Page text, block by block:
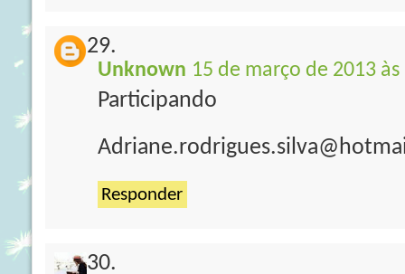
Unknown 15 de março de 2013 às
Participando
Responder